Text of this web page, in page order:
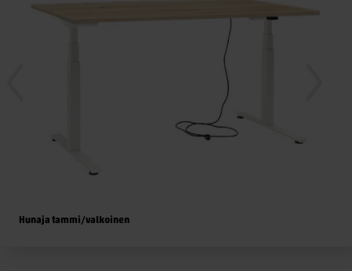
Hunaja tammi/valkoinen